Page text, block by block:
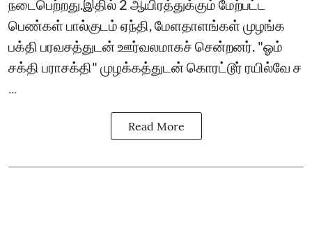
நடைபெற்றது.இதில் 2 ஆயிரத்துக்கும் மேற்பட்ட
பெண்கள் பால்குடம் ஏந்தி, மேளதாளங்கள் முழங்க
பக்தி பரவசத்துடன் ஊர்வலமாகச் சென்றனர். "ஓம்
சக்தி பராசக்தி" முழக்கத்துடன் கொரட்டூர் ரயில்வே ச
Read More